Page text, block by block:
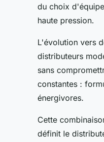
du choix
haute pression.
L'évolution vers
distributeurs
sans
constantes :
énergivores.
Cette
définit le